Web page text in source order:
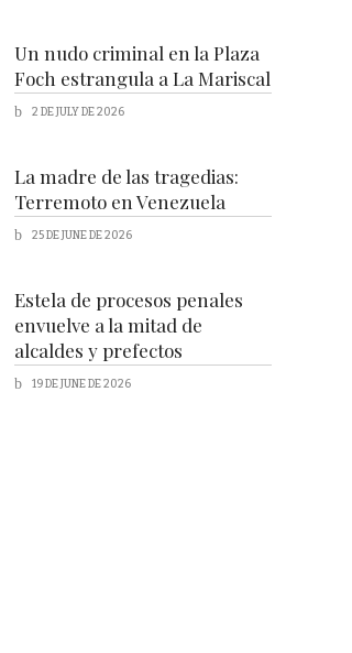
Un nudo criminal en la Plaza
Foch estrangula a La Mariscal
2 DE JULY DE 2026
La madre de las tragedias:
Terremoto en Venezuela
25 DE JUNE DE 2026
Estela de procesos penales
envuelve a la mitad de
alcaldes y prefectos
19 DE JUNE DE 2026